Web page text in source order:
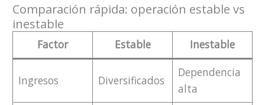
Comparación rápida: operación estable vs
inestable
Factor Estable Inestable
Ingresos Diversificados
Dependencia
alta